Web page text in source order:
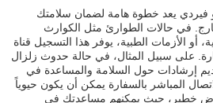
يعد خطوة هامة لضمان سلامتك
في حالات الطوارئ مثل الكوارث
أو الأزمات الطبية، يوفر هذا التسجيل قناة
على سبيل المثال، في حالة حدوث زلزال
إرشادات حول السلامة والمساعدة في
المباشر بالسفارة يمكن أن يكون حيوياً
خطير، حيث يمكنهم مساعدتك في